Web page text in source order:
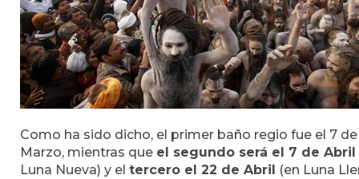
Como ha sido dicho, el primer baño regio fue el 7 de
Marzo, mientras que el segundo será el 7 de Abril
Luna Nueva) y el tercero el 22 de Abril
(en Luna